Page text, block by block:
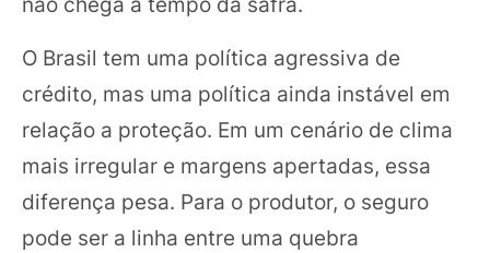
O Brasil tem uma política agressiva de
crédito, mas uma política ainda instável em
relação a proteção. Em um cenário de clima
mais irregular e margens apertadas, essa
diferença pesa. Para o produtor, o seguro
pode ser a linha entre uma quebra